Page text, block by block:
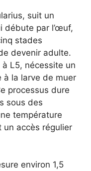
suit un
débute par l’œuf,
stades
devenir adulte.
L5, nécessite un
à la larve de muer
processus dure
sous des
température
un accès régulier
environ 1,5